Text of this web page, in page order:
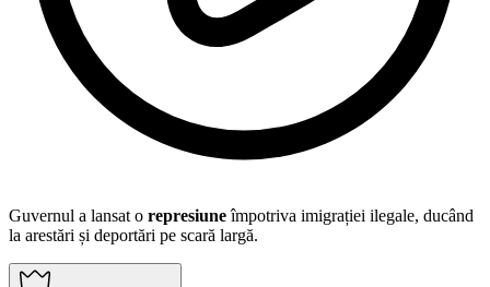
Guvernul a lansat o represiuneîmpotriva imigrației ilegale, ducând
la arestări și deportări pe scară largă.